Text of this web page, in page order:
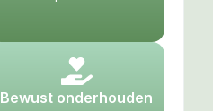
Bewust onderhouden